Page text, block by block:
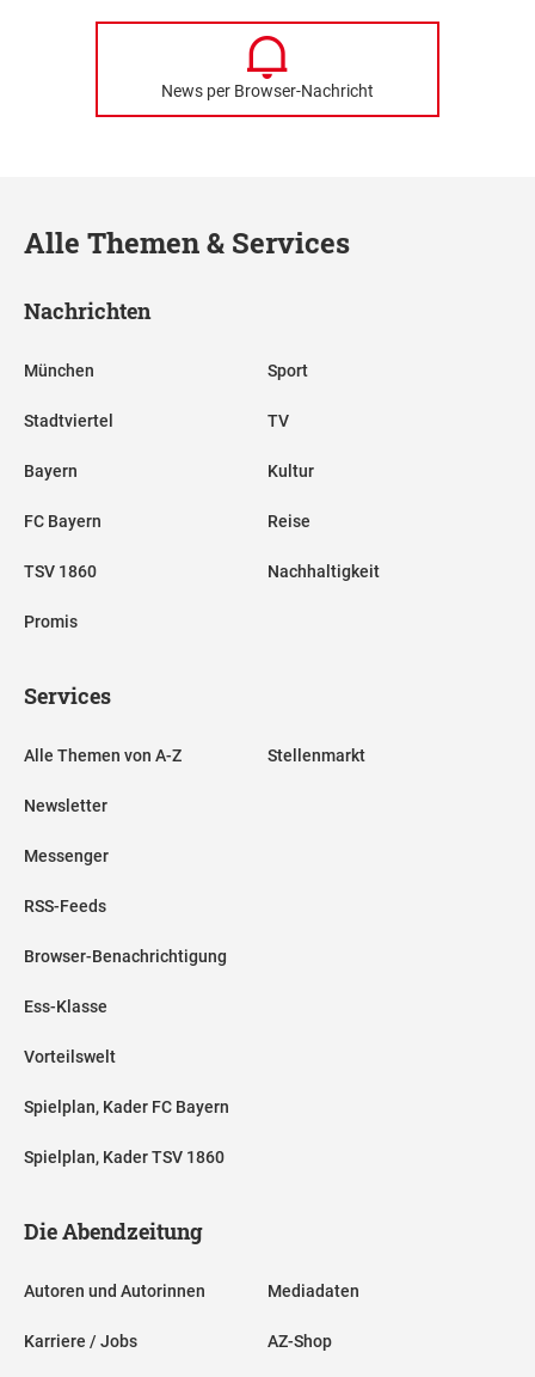
News per Browser-Nachricht
Alle Themen & Services
Nachrichten
München
Stadtviertel
Bayern
FC Bayern
TSV 1860
Promis
Sport
TV
Kultur
Reise
Nachhaltigkeit
Services
Alle Themen von A-Z
Newsletter
Messenger
RSS-Feeds
Browser-Benachrichtigung
Ess-Klasse
Vorteilswelt
Spielplan, Kader FC Bayern
Spielplan, Kader TSV 1860
Stellenmarkt
Die Abendzeitung
Autoren und Autorinnen
Karriere / Jobs
Mediadaten
AZ-Shop